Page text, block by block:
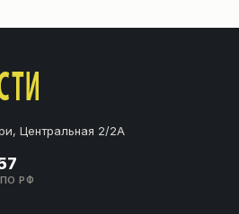
Центральная 2/2А
РФ